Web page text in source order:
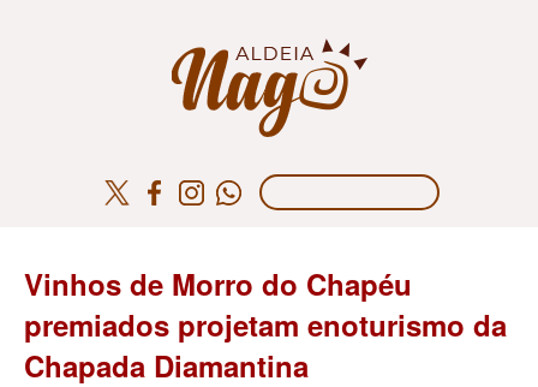
Vinhos de Morro do Chapéu
premiados projetam enoturismo da
Chapada Diamantina